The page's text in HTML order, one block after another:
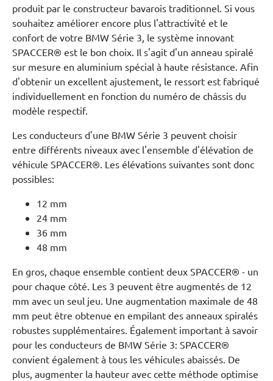
produit par le constructeur bavarois traditionnel. Si vous
souhaitez améliorer encore plus l'attractivité et le
confort de votre BMW Série 3, le système innovant
SPACCER® est le bon choix. Il s'agit d'un anneau spiralé
sur mesure en aluminium spécial à haute résistance. Afin
d'obtenir un excellent ajustement, le ressort est fabriqué
individuellement en fonction du numéro de châssis du
modèle respectif.
Les conducteurs d'une BMW Série 3 peuvent choisir
entre différents niveaux avec l'ensemble d'élévation de
véhicule SPACCER®. Les élévations suivantes sont donc
possibles:
12 mm
24 mm
36 mm
48 mm
En gros, chaque ensemble contient deux SPACCER® - un
pour chaque côté. Les 3 peuvent être augmentés de 12
mm avec un seul jeu. Une augmentation maximale de 48
mm peut être obtenue en empilant des anneaux spiralés
robustes supplémentaires. Également important à savoir
pour les conducteurs de BMW Série 3: SPACCER®
convient également à tous les véhicules abaissés. De
plus, augmenter la hauteur avec cette méthode optimise